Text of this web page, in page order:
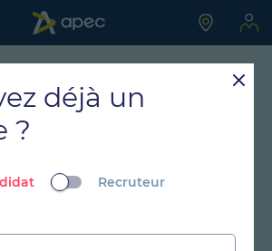
déjà un
?
Recruteur